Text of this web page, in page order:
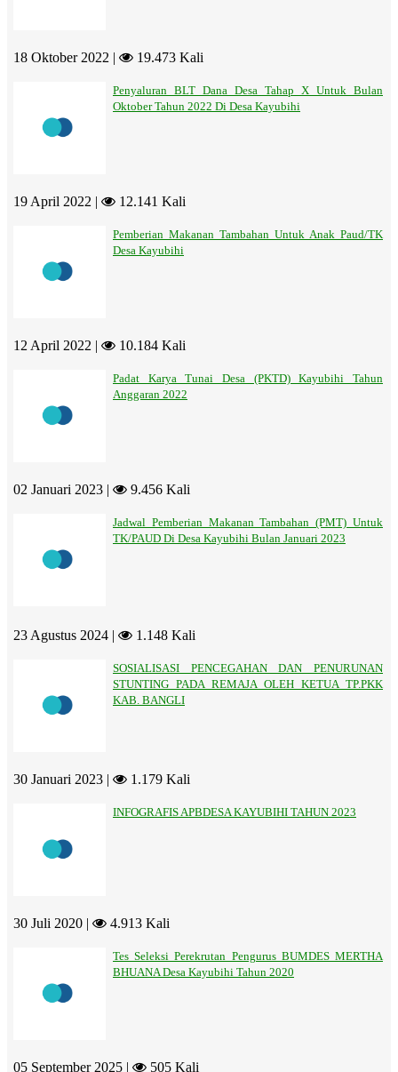
18 Oktober 2022 | 19.473 Kali
Penyaluran BLT Dana Desa Tahap X Untuk Bulan
Oktober Tahun 2022 Di Desa Kayubihi
19 April 2022 | 12.141 Kali
Pemberian Makanan Tambahan Untuk Anak Paud/TK
Desa Kayubihi
12 April 2022 | 10.184 Kali
Padat Karya Tunai Desa (PKTD) Kayubihi Tahun
Anggaran 2022
02 Januari 2023 | 9.456 Kali
Jadwal Pemberian Makanan Tambahan (PMT) Untuk
TK/PAUD Di Desa Kayubihi Bulan Januari 2023
23 Agustus 2024 | 1.148 Kali
SOSIALISASI PENCEGAHAN DAN PENURUNAN
STUNTING PADA REMAJA OLEH KETUA TP.PKK
KAB. BANGLI
30 Januari 2023 | 1.179 Kali
INFOGRAFIS APBDESA KAYUBIHI TAHUN 2023
30 Juli 2020 | 4.913 Kali
Tes Seleksi Perekrutan Pengurus BUMDES MERTHA
BHUANA Desa Kayubihi Tahun 2020
05 September 2025 | 505 Kali